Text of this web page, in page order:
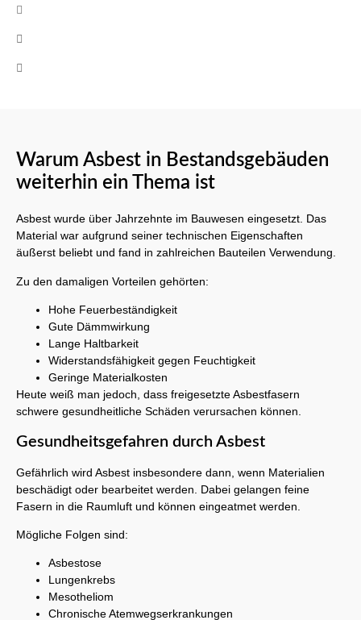
Warum Asbest in Bestandsgebäuden
weiterhin ein Thema ist
Asbest wurde über Jahrzehnte im Bauwesen eingesetzt. Das
Material war aufgrund seiner technischen Eigenschaften
äußerst beliebt und fand in zahlreichen Bauteilen Verwendung.
Zu den damaligen Vorteilen gehörten:
Hohe Feuerbeständigkeit
Gute Dämmwirkung
Lange Haltbarkeit
Widerstandsfähigkeit gegen Feuchtigkeit
Geringe Materialkosten
Heute weiß man jedoch, dass freigesetzte Asbestfasern
schwere gesundheitliche Schäden verursachen können.
Gesundheitsgefahren durch Asbest
Gefährlich wird Asbest insbesondere dann, wenn Materialien
beschädigt oder bearbeitet werden. Dabei gelangen feine
Fasern in die Raumluft und können eingeatmet werden.
Mögliche Folgen sind:
Asbestose
Lungenkrebs
Mesotheliom
Chronische Atemwegserkrankungen